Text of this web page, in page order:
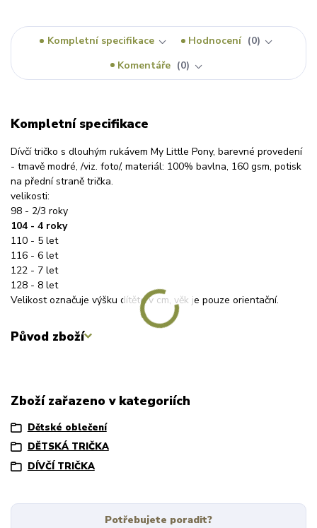
Kompletní specifikace Hodnocení
0
Komentáře
0
Kompletní specifikace
Dívčí tričko s dlouhým rukávem My Little Pony, barevné provedení
- tmavě modré, /viz. foto/, materiál: 100% bavlna, 160 gsm, potisk
na přední straně trička.
velikosti:
98 - 2/3 roky
104 - 4 roky
110 - 5 let
116 - 6 let
122 - 7 let
128 - 8 let
Velikost označuje výšku dítěte v cm, věk je pouze orientační.
Původ zboží
Zboží zařazeno v kategoriích
Dětské oblečení
DĚTSKÁ TRIČKA
DÍVČÍ TRIČKA
Potřebujete poradit?